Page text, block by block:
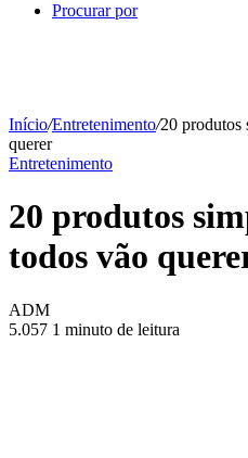
Procurar por
Início/Entretenimento/20 produtos
querer
Entretenimento
20 produtos
todos vão
ADM
5.057 1 minuto de leitura